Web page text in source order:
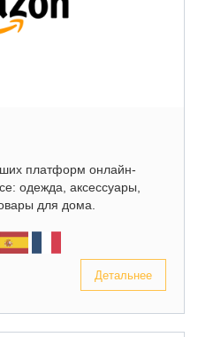
платформ онлайн-
одежда, аксессуары,
для дома.
Детальнее